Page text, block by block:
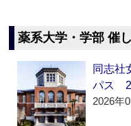
薬系大学・学部 催
同志社
パス
2026年